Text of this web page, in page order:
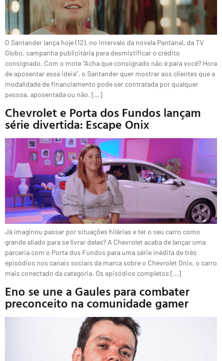
O Santander lança hoje (12), no intervalo da novela Pantanal, da TV
Globo, campanha publicitária para desmistificar o crédito
consignado. Com o mote “Acha que consignado não é para você? Hora
de aposentar essa ideia”, o Santander quer mostrar aos clientes que a
modalidade de financiamento pode ser contratada por qualquer
pessoa, aposentada ou não. […]
Chevrolet e Porta dos Fundos lançam
série divertida: Escape Onix
Já imaginou passar por situações hilárias e ter o seu carro como
grande aliado para se livrar delas? A Chevrolet acaba de lançar uma
parceria com o Porta dos Fundos para uma série inédita de três
episódios nos canais sociais da marca sobre o Chevrolet Onix, o carro
mais conectado da categoria. Os episódios completos […]
Eno se une a Gaules para combater
preconceito na comunidade gamer